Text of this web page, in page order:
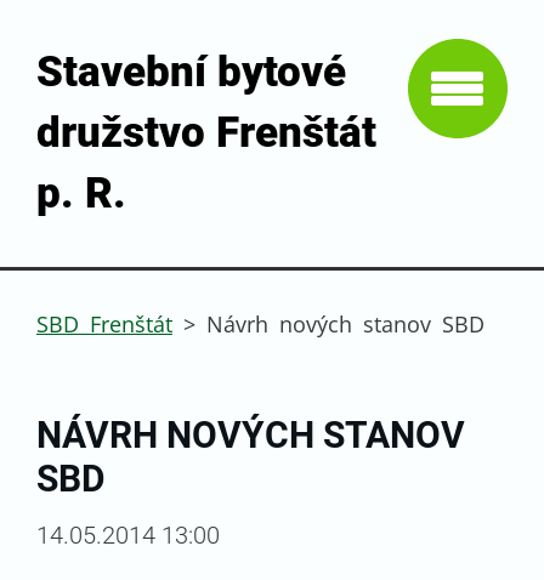
Stavební bytové
družstvo Frenštát
p. R.
SBD Frenštát > Návrh nových stanov SBD
NÁVRH NOVÝCH STANOV
SBD
14.05.2014 13:00